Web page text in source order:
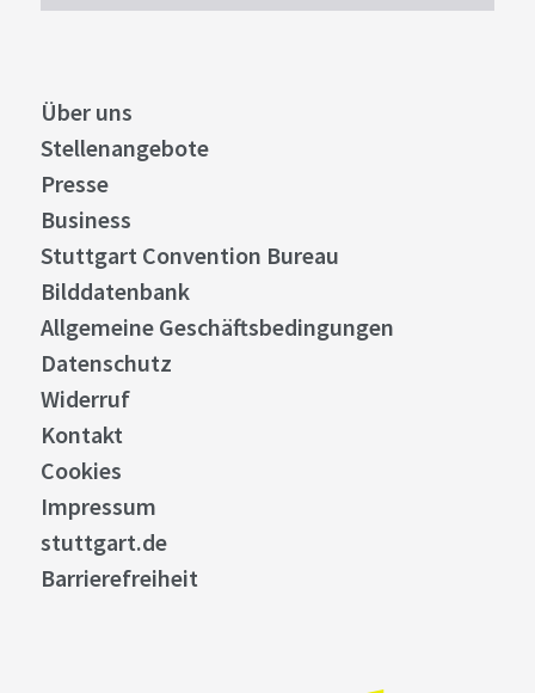
Über uns
Stellenangebote
Presse
Business
Stuttgart Convention Bureau
Bilddatenbank
Allgemeine Geschäftsbedingungen
Datenschutz
Widerruf
Kontakt
Cookies
Impressum
stuttgart.de
Barrierefreiheit